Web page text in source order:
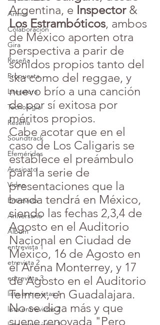
Anime
Colaboración
Gira
Reseña
Propuesta
Literatura
Tecnología
Reseña
Soundtrack
Efemérides
Asesinato
Video
Entrevista
Aniversario
Álbum
entrevista 1
etrevista 2
entrevista 3
lista entrevistas 1
lista entrevistas 2
Argentina, e Inspector &
Los Estrambóticos, ambos
de México aporten otra
perspectiva a parir de
sonidos propios tanto del
ska como del reggae, y
nuevo brío a una canción
de por sí exitosa por
méritos propios.
Cabe acotar que en el
caso de Los Caligaris se
establece el preámbulo
para la serie de
presentaciones que la
banda tendrá en México,
siendo las fechas 2,3,4 de
Agosto en el Auditorio
Nacional en Ciudad de
México, 16 de Agosto en
el Arena Monterrey, y 17
de Agosto en el Auditorio
Telmex, en Guadalajara.
No se diga más y que
suene renovada "Pero